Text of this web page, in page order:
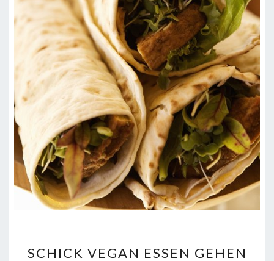
VEGAN
SCHICK VEGAN ESSEN GEHEN